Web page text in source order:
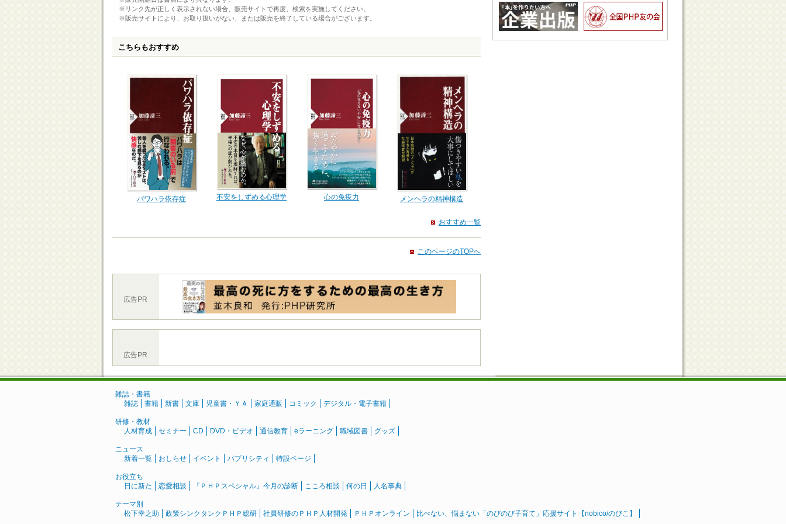
※リンク先が正しく表示されない場合、販売サイトで再度、検索を実施してください。
※販売サイトにより、お取り扱いがない、または販売を終了している場合がございます。
こちらもおすすめ
パワハラ依存症 不安をしずめる心理学 心の免疫力 メンヘラの精神構造
おすすめ一覧
このページのTOPへ
広告PR
広告PR
雑誌・書籍
雑誌
書籍 新書 文庫 児童書・ＹＡ 家庭通販 コミック デジタル・電子書籍
研修・教材
人材育成
セミナー CD DVD・ビデオ 通信教育 eラーニング 職域図書 グッズ
ニュース
新着一覧
おしらせ イベント パブリシティ 特設ページ
お役立ち
日に新た
恋愛相談 『ＰＨＰスペシャル』今月の診断 こころ相談 何の日 人名事典
テーマ別
松下幸之助
政策シンクタンクＰＨＰ総研 社員研修のＰＨＰ人材開発 ＰＨＰオンライン 比べない、悩まない「のびのび子育て」応援サイト【nobico/のびこ】